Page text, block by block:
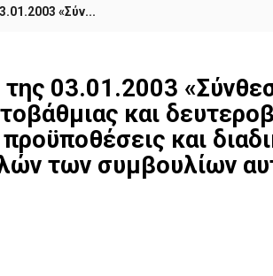
«Σύν...
03.01.2003
και
και
των συμβουλίων